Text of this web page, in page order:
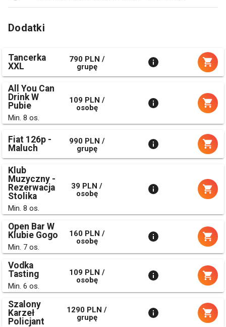
Dodatki
Tancerka
XXL
790 PLN /
grupę
All You Can
Drink W
Pubie
Min. 8 os.
109 PLN /
osobę
Fiat 126p -
Maluch
990 PLN /
grupę
Klub
Muzyczny -
Rezerwacja
Stolika
Min. 8 os.
39 PLN /
osobę
Open Bar W
Klubie Gogo
Min. 7 os.
160 PLN /
osobę
Vodka
Tasting
Min. 6 os.
109 PLN /
osobę
Szalony
Karzeł
Policjant
1290 PLN /
grupę